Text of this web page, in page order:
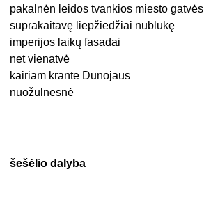
pakalnėn leidos tvankios miesto gatvės
suprakaitavę liepžiedžiai nublukę
imperijos laikų fasadai
net vienatvė
kairiam krante Dunojaus
nuožulnesnė
šešėlio dalyba